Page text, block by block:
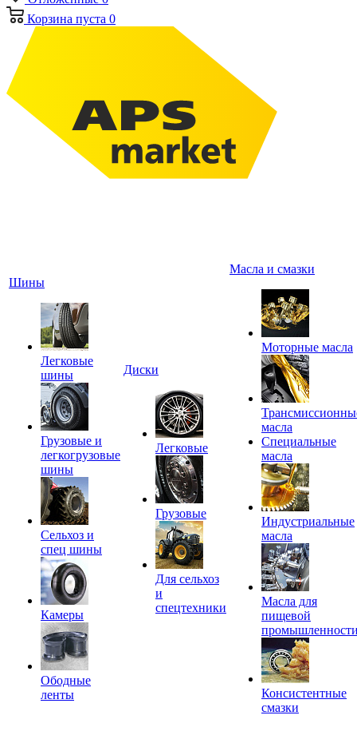
Корзина пуста 0
Шины
Легковые
шины
Грузовые и
легкогрузовые
шины
Сельхоз и
спец шины
Камеры
Ободные
ленты
Диски
Легковые
Грузовые
Для сельхоз
и
спецтехники
Масла и смазки
Моторные масла
масла
Специальные
масла
Индустриальные
масла
Масла для
пищевой
Консистентные
смазки